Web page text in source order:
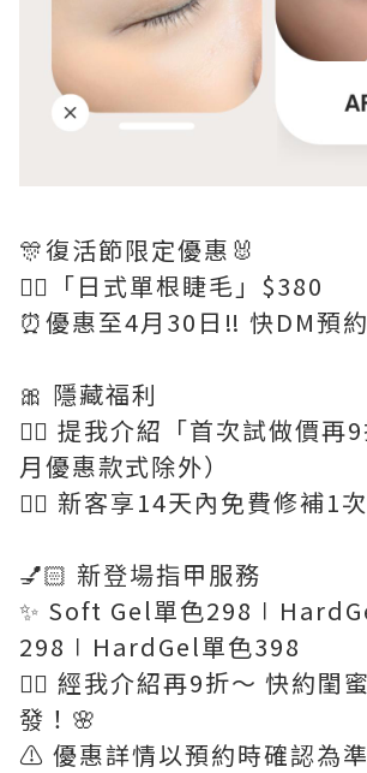
🎊復活節限定優惠🐰
👉🏻「日式單根睫毛」$380
⏰優惠至4月30日‼️ 快DM預
🎀 隱藏福利
👉🏻 提我介紹「首次試做價再
月優惠款式除外）
👉🏻 新客享14天內免費修補1次
💅🏻 新登場指甲服務
✨ Soft Gel單色
298∣HardGel單色398
👉🏻 經我介紹再9折～ 快約閨
發！🌸
⚠️ 優惠詳情以預約時確認為